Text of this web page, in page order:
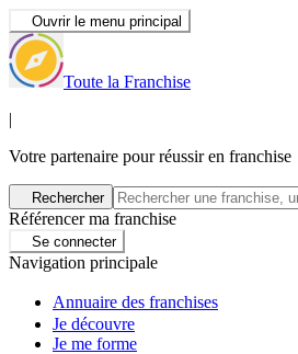
Ouvrir le menu principal
Toute la Franchise
|
Votre partenaire pour réussir en franchise
Rechercher
Référencer ma franchise
Se connecter
Navigation principale
Annuaire des franchises
Je découvre
Je me forme